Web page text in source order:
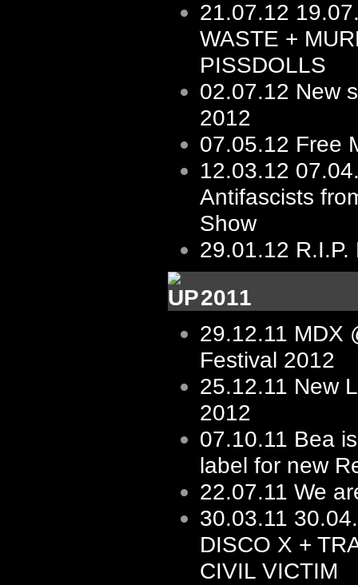
21.07.12
WASTE +
PISSDOLLS
02.07.12 New
2012
07.05.12 Free
12.03.12
Antifascists
Show
29.01.12
2011
29.12.11 MDX
Festival 2012
25.12.11 New
2012
07.10.11 Bea
label for new
22.07.11 We
30.03.11
DISCO X +
CIVIL VICTIM